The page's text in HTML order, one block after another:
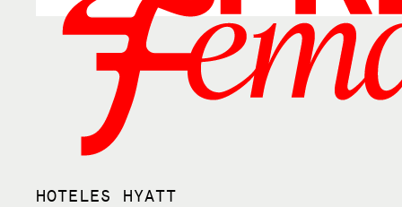
HOTELES HYATT